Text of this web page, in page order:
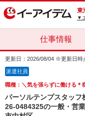
東
▼
仕事情報
更新日：2026/08/04 ※更新日時
派遣社員
職種：＼気を張らずに働ける
パーソルテンプスタッ
26-0484325の一般・営